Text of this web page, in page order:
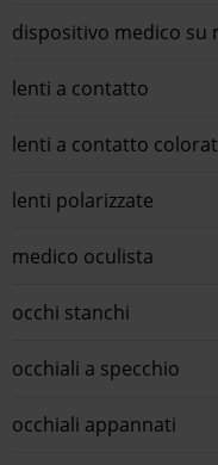
dispositivo medico su
lenti a contatto
lenti a contatto
lenti polarizzate
medico oculista
occhi stanchi
occhiali a specchio
occhiali appannati